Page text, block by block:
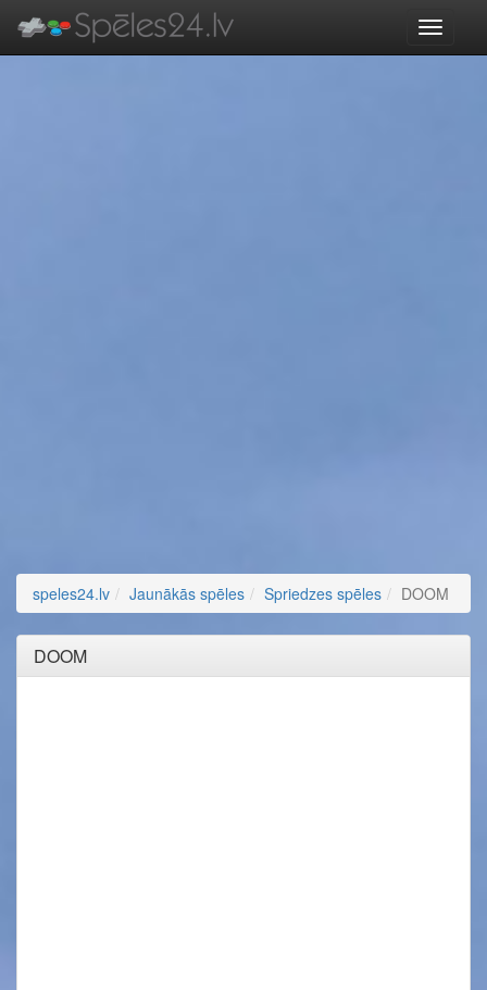
speles24.lv Jaunākās spēles Spriedzes spēles DOOM
DOOM